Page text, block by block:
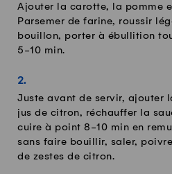
Ajouter la carotte, la pomme
Parsemer de farine, roussir
bouillon, porter à ébullition
5-10 min.
Juste avant de servir, ajouter
jus de citron, réchauffer la
cuire à point 8-10 min en
sans faire bouillir, saler,
de zestes de citron.